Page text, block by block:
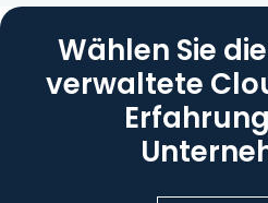
Wählen Sie
verwaltete
Erfahrung